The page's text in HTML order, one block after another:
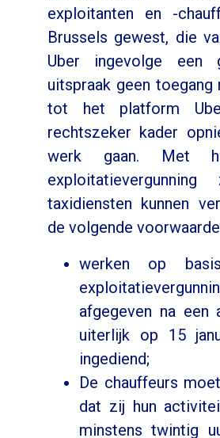
exploitanten en -
Brussels gewest, die
Uber ingevolge een
uitspraak geen toegang
tot het platform
rechtszeker kader
werk gaan. Met
taxidiensten kunnen
de volgende
werken op
afgegeven na een
uiterlijk op 15
ingediend;
De chauffeurs
dat zij hun
minstens twintig